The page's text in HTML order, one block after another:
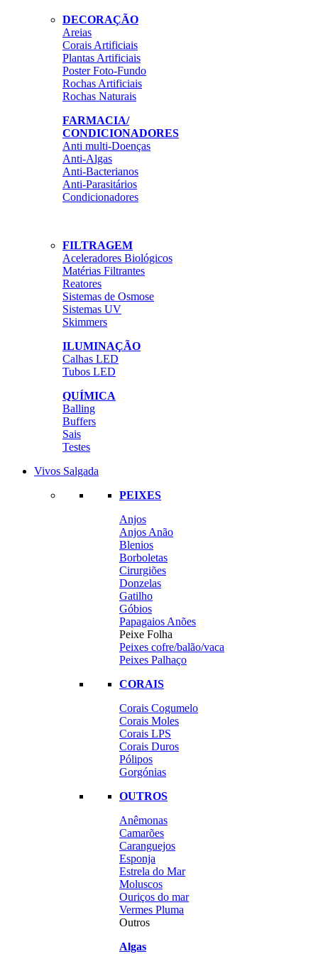
DECORAÇÃO
Areias
Corais Artificiais
Plantas Artificiais
Poster Foto-Fundo
Rochas Artificiais
Rochas Naturais
FARMACIA/
CONDICIONADORES
Anti multi-Doenças
Anti-Algas
Anti-Bacterianos
Anti-Parasitários
Condicionadores
FILTRAGEM
Aceleradores Biológicos
Matérias Filtrantes
Reatores
Sistemas de Osmose
Sistemas UV
Skimmers
ILUMINAÇÃO
Calhas LED
Tubos LED
QUÍMICA
Balling
Buffers
Sais
Testes
Vivos Salgada
PEIXES
Anjos
Anjos Anão
Blenios
Borboletas
Cirurgiões
Donzelas
Gatilho
Góbios
Papagaios Anões
Peixe Folha
Peixes cofre/balão/vaca
Peixes Palhaço
CORAIS
Corais Cogumelo
Corais Moles
Corais LPS
Corais Duros
Pólipos
Gorgónias
OUTROS
Anêmonas
Camarões
Caranguejos
Esponja
Estrela do Mar
Moluscos
Ouriços do mar
Vermes Pluma
Outros
Algas